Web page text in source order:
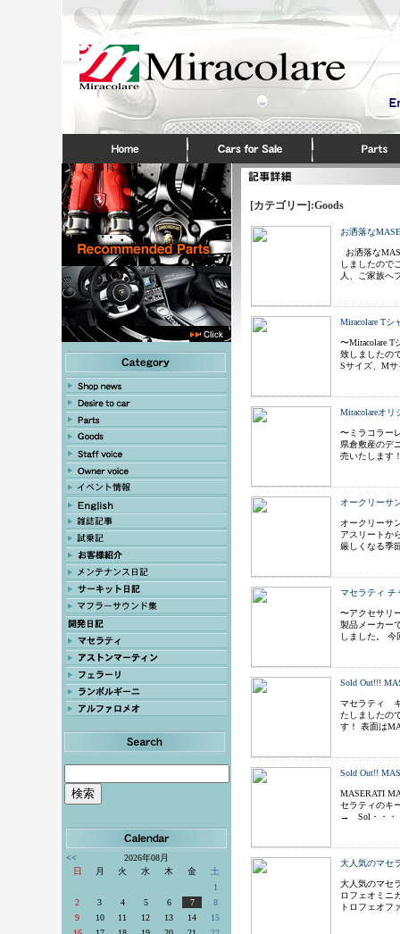
<<
2026年08月
日
月 火 水 木 金
土
1
2
3 4 5 6 7
8
9
10 11 12 13 14
15
[カテゴリー]:Goods
お洒落な
お洒落な
しましたので
人、ご家族へ
Miracolare Tシ
〜Miracolare
致しましたの
Sサイズ、M
Miracolareオ
〜ミラコラー
県倉敷産のデ
売いたします
オークリーサ
オークリーサ
アスリートか
厳しくなる季
マセラティ チ
〜アクセサリ
製品メーカー
しました。 今
Sold Out!!!
マセラティ キ
たしましたの
す！ 表面は
Sold Out!!
MASERATI
セラティのキ
→ Sol・・・
大人気のマセ
大人気のマセ
ロフェオミニ
トロフェオフ